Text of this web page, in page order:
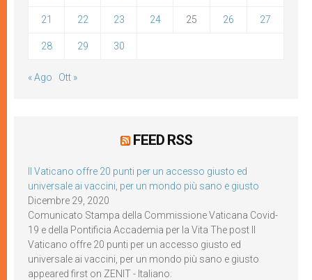
21 22 23 24 25 26 27
28 29 30
« Ago Ott »
FEED RSS
Il Vaticano offre 20 punti per un accesso giusto ed
universale ai vaccini, per un mondo più sano e giusto
Dicembre 29, 2020
Comunicato Stampa della Commissione Vaticana Covid-
19 e della Pontificia Accademia per la Vita The post Il
Vaticano offre 20 punti per un accesso giusto ed
universale ai vaccini, per un mondo più sano e giusto
appeared first on ZENIT - Italiano.